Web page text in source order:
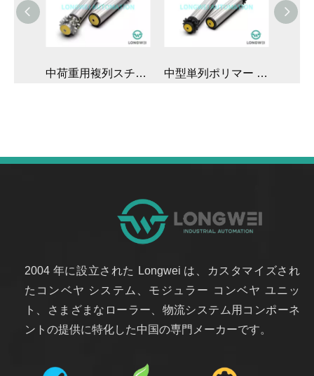
中荷重用複列スチールスプロケットコンベヤ ディブンローラー 中型単列ポリマー スプロケット チェーン駆動コンベヤ ローラー
2004 年に設立された Longwei は、カスタマイズされ
たコンベヤ システム、モジュラー コンベヤ ユニッ
ト、さまざまなローラー、物流システム用コンポーネ
ントの提供に特化した中国の専門メーカーです。